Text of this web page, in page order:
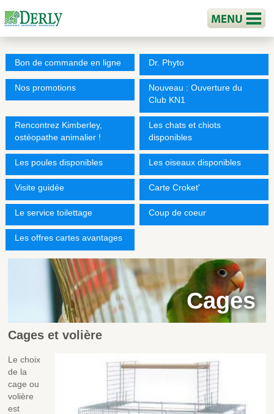
Bon de commande en ligne Dr. Phyto
Nos promotions
Nouveau : Ouverture du
Club KN1
Rencontrez Kimberley,
ostéopathe animalier !
Les chats et chiots
disponibles
Les poules disponibles Les oiseaux disponibles
Visite guidée Carte Croket'
Le service toilettage Coup de coeur
Les offres cartes avantages
Cages
Cages et volière
Le choix
de la
cage ou
volière
est